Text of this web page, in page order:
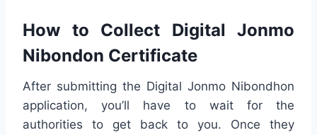
How to Collect Digital Jonmo
Nibondon Certificate
After submitting the Digital Jonmo Nibondhon
application, you’ll have to wait for the
authorities to get back to you. Once they